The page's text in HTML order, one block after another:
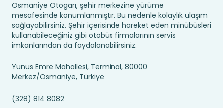
Osmaniye Otogarı, şehir merkezine yürüme
mesafesinde konumlanmıştır. Bu nedenle kolaylık ulaşım
sağlayabilirsiniz. Şehir içerisinde hareket eden minübüsleri
kullanabileceğiniz gibi otobüs firmalarının servis
imkanlarından da faydalanabilirsiniz.
Yunus Emre Mahallesi, Terminal, 80000
Merkez/Osmaniye, Türkiye
(328) 814 8082